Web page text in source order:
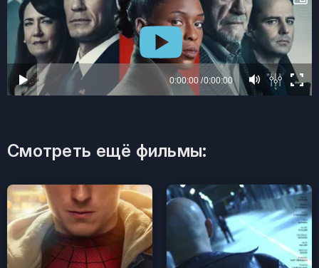
Смотреть ещё фильмы: